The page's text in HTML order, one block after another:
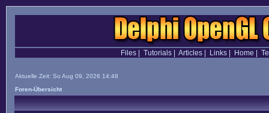
Files| Tutorials| Articles| Links| Home
Aktuelle Zeit: So Aug 09, 2026 14:48
Foren-Übersicht